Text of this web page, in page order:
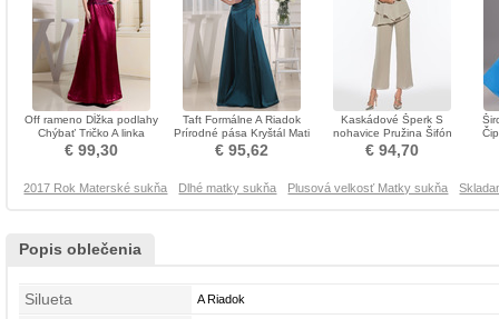
Off rameno Dĺžka podlahy
Chýbať Tričko A linka
Prírodné pása Matné šaty
€ 99,30
Taft Formálne A Riadok
Prírodné pása Kryštál Mati
neveste obleko
€ 95,62
Kaskádové Šperk S
nohavice Pružina Šifón
Oblek na nohavice Matné
šaty
€ 94,70
2017 Rok Materské sukňa Dlhé matky sukňa Plusová velkosť Matky sukňa
Popis oblečenia
Silueta A Riadok